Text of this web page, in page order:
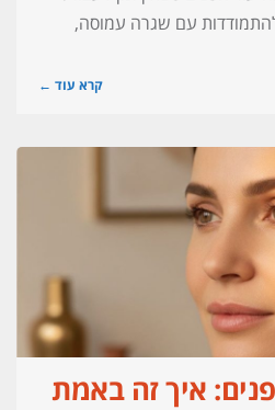
עם שגרה עמוסה,
קרא עוד ←
איך זה באמת